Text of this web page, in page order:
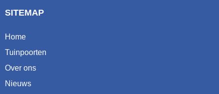
SITEMAP
Home
Tuinpoorten
Over ons
Nieuws